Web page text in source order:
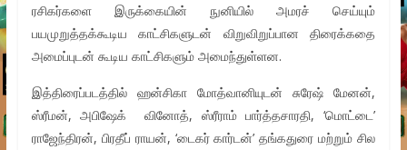
ரசிகர்களை இருக்கையின் நுனியில் அமரச் செய்யும்
பயமுறுத்தக்கூடிய காட்சிகளுடன் விறுவிறுப்பான திரைக்கதை
அமைப்புடன் கூடிய காட்சிகளும் அமைந்துள்ளன.
இத்திரைப்படத்தில் ஹன்சிகா மோத்வானியுடன் சுரேஷ் மேனன்,
ஸ்ரீமன், அபிஷேக் வினோத், ஸ்ரீராம் பார்த்தசாரதி, ‘மொட்டை’
ராஜேந்திரன், பிரதீப் ராயன், ‘டைகர் கார்டன்’ தங்கதுரை மற்றும் சில